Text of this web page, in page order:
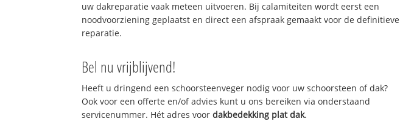
uw dakreparatie vaak meteen uitvoeren. Bij calamiteiten wordt eerst een
noodvoorziening geplaatst en direct een afspraak gemaakt voor de definitieve
reparatie.
Bel nu vrijblijvend!
Heeft u dringend een schoorsteenveger nodig voor uw schoorsteen of dak?
Ook voor een offerte en/of advies kunt u ons bereiken via onderstaand
servicenummer. Hét adres voordakbedekking plat dak.